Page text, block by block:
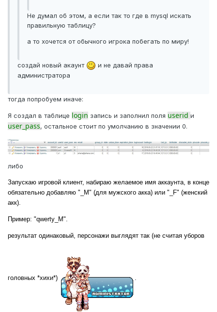
Не думал об этом, а если так то где в mysql искать
правильную таблицу?
а то хочется от обычного игрока побегать по миру!
создай новый акаунт
и не давай права
администратора
тогда попробуем иначе:
Я создал в таблице login запись и заполнил поля userid и
user_pass, остальное стоит по умолчанию в значении 0.
либо
Запускаю игровой клиент, набираю желаемое имя аккаунта, в конце
обязательно добавляю "_M" (для мужского акка) или "_F" (женский
акк).
Пример: "qwerty_M".
результат одинаковый, персонажи выглядят так (не считая уборов
головных *хихи*)